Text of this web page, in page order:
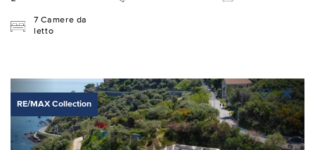
7 Camere da
letto
RE/MAX Collection